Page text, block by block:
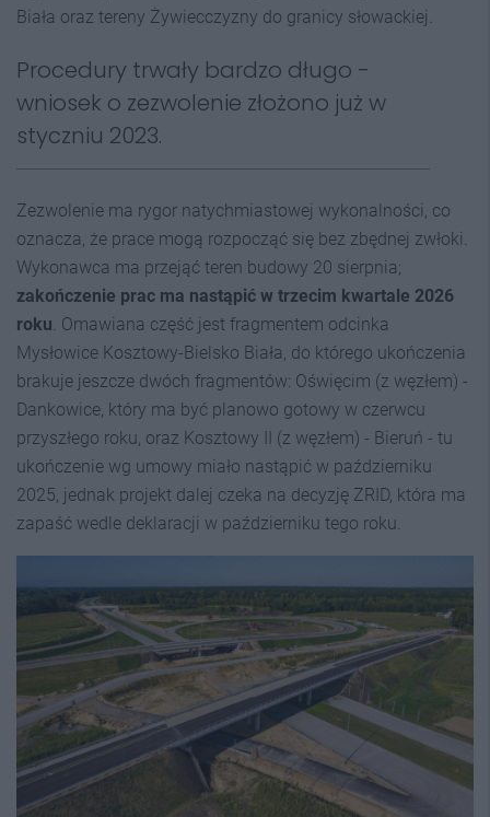
Biała oraz tereny Żywiecczyzny do granicy słowackiej.
Procedury trwały bardzo długo -
wniosek o zezwolenie złożono już w
styczniu 2023.
Zezwolenie ma rygor natychmiastowej wykonalności, co
oznacza, że prace mogą rozpocząć się bez zbędnej zwłoki.
Wykonawca ma przejąć teren budowy 20 sierpnia;
zakończenie prac ma nastąpić w trzecim kwartale 2026
roku. Omawiana część jest fragmentem odcinka
Mysłowice Kosztowy-Bielsko Biała, do którego ukończenia
brakuje jeszcze dwóch fragmentów: Oświęcim (z węzłem) -
Dankowice, który ma być planowo gotowy w czerwcu
przyszłego roku, oraz Kosztowy II (z węzłem) - Bieruń - tu
ukończenie wg umowy miało nastąpić w październiku
2025, jednak projekt dalej czeka na decyzję ZRID, która ma
zapaść wedle deklaracji w październiku tego roku.